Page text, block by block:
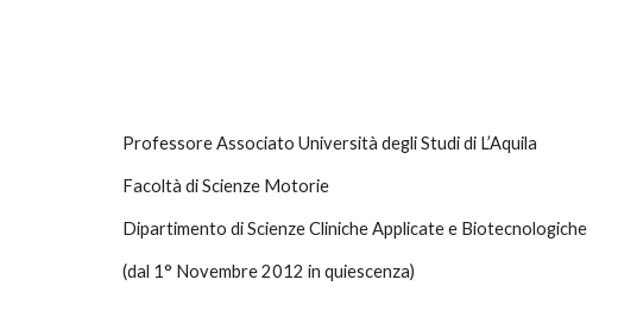
Professore Associato Università degli Studi di L’Aquila
Facoltà di Scienze Motorie
Dipartimento di Scienze Cliniche Applicate e Biotecnologiche
(dal 1° Novembre 2012 in quiescenza)